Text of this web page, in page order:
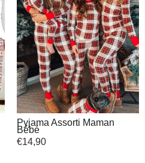
Pyjama Assorti Maman
Bébé
€14,90